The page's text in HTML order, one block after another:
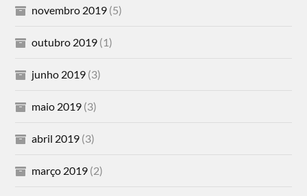
novembro 2019 (5)
outubro 2019 (1)
junho 2019 (3)
maio 2019 (3)
abril 2019 (3)
março 2019 (2)